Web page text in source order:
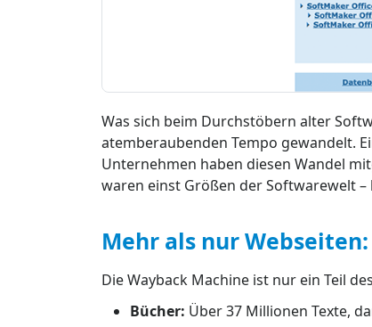
Was sich beim Durchstöbern alter
atemberaubenden Tempo gewandelt.
Unternehmen haben diesen Wandel
waren einst Größen der Softwarewelt
Mehr als nur
Die Wayback Machine ist nur ein Teil des
Bücher: Über 37 Millionen Texte,